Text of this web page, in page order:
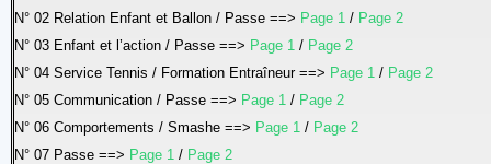
N° 02 Relation Enfant et Ballon / Passe ==> Page 1 / Page 2
N° 03 Enfant et l’action / Passe ==> Page 1 / Page 2
N° 04 Service Tennis / Formation Entraîneur ==> Page 1 / Page 2
N° 05 Communication / Passe ==> Page 1 / Page 2
N° 06 Comportements / Smashe ==> Page 1 / Page 2
N° 07 Passe ==> Page 1 / Page 2